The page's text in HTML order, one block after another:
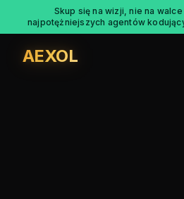
Skup się na wizji, nie na walce
najpotężniejszych agentów
AEXOL